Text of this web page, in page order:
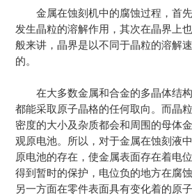
金属在蚀刻机中的腐蚀过程，首
发生晶粒的溶解作用，其次在晶界上
般来讲，晶界是以不同于晶粒的溶解
的。
在大多数金属和合金的多晶体结
都能采取原子晶格的任何取向。而晶
密度的大小及杂质都会和周围的母体
观原电池。所以，对于金属在蚀刻液
原电池的存在，使金属表面存在着电
得到暂时的保护，电位负的地方在腐
另一方面在零件表面具有变化着的原